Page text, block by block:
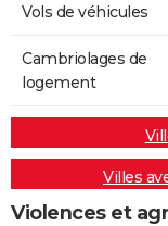
Vols de véhicules
Cambriolages de
logement
Villes
Violences et